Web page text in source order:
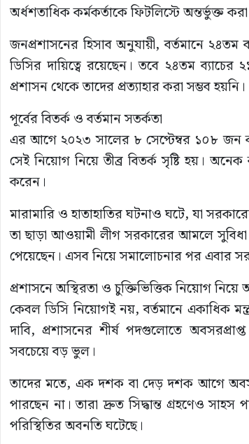
অর্ধশতাধিক কর্মকর্তাকে ফিটলিস্টে অন্তর্ভুক্ত
জনপ্রশাসনের হিসাব অনুযায়ী, বর্তমানে
ডিসির দায়িত্বে রয়েছেন। তবে ২৪তম
প্রশাসন থেকে তাদের প্রত্যাহার করা সম্ভব হয়নি।
পূর্বের বিতর্ক ও বর্তমান সতর্কতা
এর আগে ২০২৩ সালের ৮ সেপ্টেম্বর ১০৮ জন
সেই নিয়োগ নিয়ে তীব্র বিতর্ক সৃষ্টি হয়। অনেক
করেন।
মারামারি ও হাতাহাতির ঘটনাও ঘটে, যা
তা ছাড়া আওয়ামী লীগ সরকারের আমলে
পেয়েছেন। এসব নিয়ে সমালোচনার পর এবার
প্রশাসনে অস্থিরতা ও চুক্তিভিত্তিক নিয়োগ নিয়ে
কেবল ডিসি নিয়োগই নয়, বর্তমানে একাধিক
দাবি, প্রশাসনের শীর্ষ পদগুলোতে
সবচেয়ে বড় ভুল।
তাদের মতে, এক দশক বা দেড় দশক আগে অবসরে
পারছেন না। তারা দ্রুত সিদ্ধান্ত গ্রহণেও
পরিস্থিতির অবনতি ঘটেছে।